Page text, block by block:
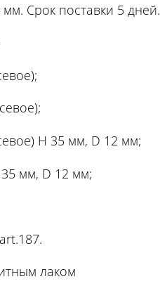
Срок поставки 5 дней.
Н 35 мм, D 12 мм;
мм, D 12 мм;
лаком